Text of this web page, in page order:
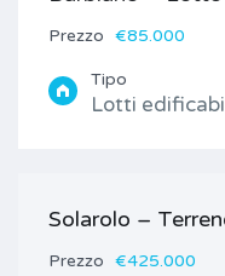
Prezzo €85.000
Tipo
Lotti
Solarolo –
Prezzo €425.000